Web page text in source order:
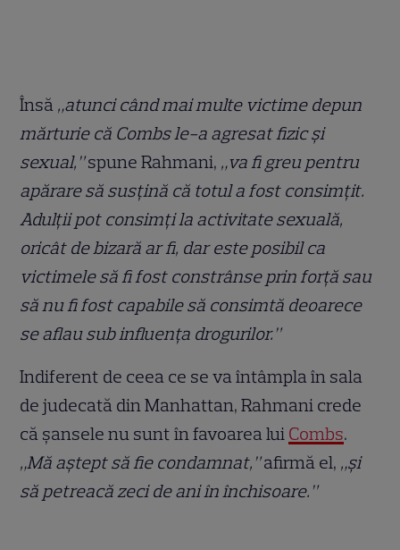
Însă „atunci când mai multe victime depun
mărturie că Combs le-a agresat fizic și
sexual,”spune Rahmani, „va fi greu pentru
apărare să susțină că totul a fost consimțit.
Adulții pot consimți la activitate sexuală,
oricât de bizară ar fi, dar este posibil ca
victimele să fi fost constrânse prin forță sau
să nu fi fost capabile să consimtă deoarece
se aflau sub influența drogurilor.”
Indiferent de ceea ce se va întâmpla în sala
de judecată din Manhattan, Rahmani crede
că șansele nu sunt în favoarea lui Combs.
„Mă aștept să fie condamnat,”afirmă el, „și
să petreacă zeci de ani în închisoare.”